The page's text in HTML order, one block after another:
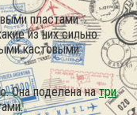
пластами
из них сильно
кастовыми
Она поделена натри